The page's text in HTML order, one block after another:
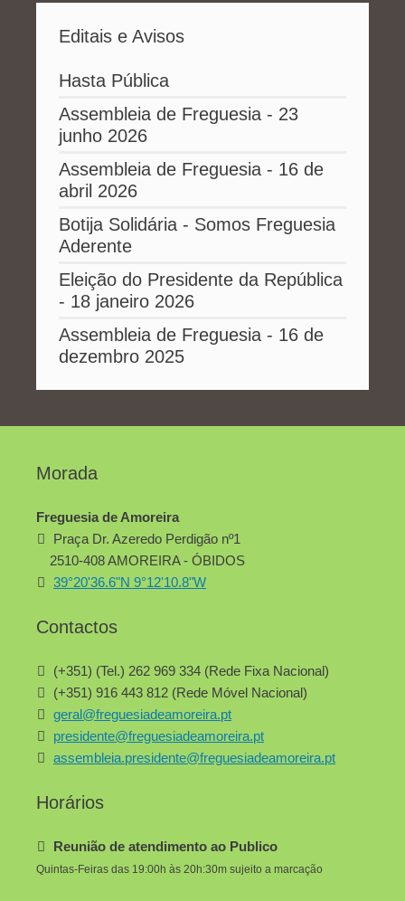
Editais e Avisos
Hasta Pública
Assembleia de Freguesia - 23
junho 2026
Assembleia de Freguesia - 16 de
abril 2026
Botija Solidária - Somos Freguesia
Aderente
Eleição do Presidente da República
- 18 janeiro 2026
Assembleia de Freguesia - 16 de
dezembro 2025
Morada
Freguesia de Amoreira
Praça Dr. Azeredo Perdigão nº1
2510-408 AMOREIRA - ÓBIDOS
39°20'36.6"N 9°12'10.8"W
Contactos
(+351) (Tel.) 262 969 334 (Rede Fixa Nacional)
(+351) 916 443 812 (Rede Móvel Nacional)
geral@freguesiadeamoreira.pt
presidente@freguesiadeamoreira.pt
assembleia.presidente@freguesiadeamoreira.pt
Horários
Reunião de atendimento ao Publico
Quintas-Feiras das 19:00h às 20h:30m sujeito a marcação